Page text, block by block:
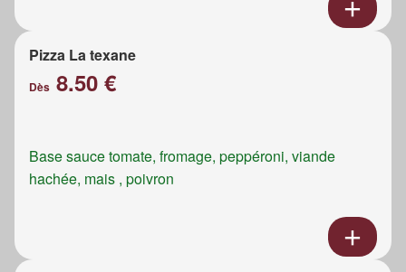
Pizza La texane
Dès 8.50 €
Base sauce tomate, fromage, peppéroni, viande
hachée, mais , poivron